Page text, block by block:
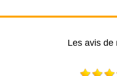
Les avis de